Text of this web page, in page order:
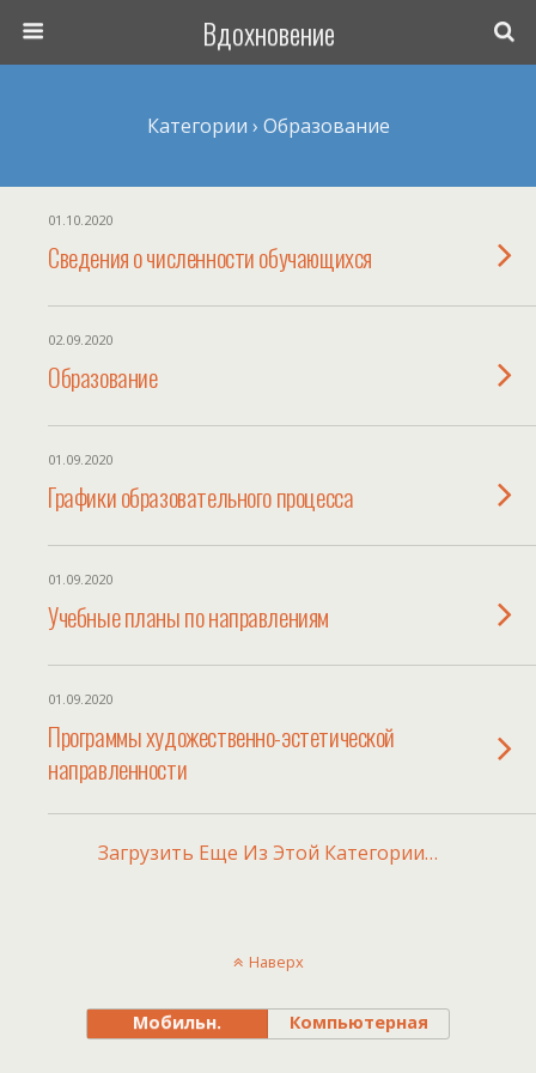
Вдохновение
Категории › Образование
01.10.2020
Сведения о численности обучающихся
02.09.2020
Образование
01.09.2020
Графики образовательного процесса
01.09.2020
Учебные планы по направлениям
01.09.2020
Программы художественно-эстетической
направленности
Загрузить Еще Из Этой Категории…
Наверх
Мобильн. Компьютерная